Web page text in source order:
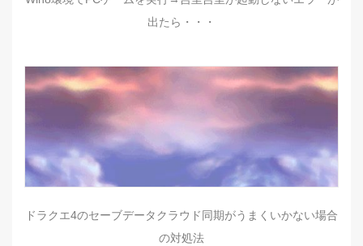
出たら・・・
ドラクエ4のセーブデータクラウド同期がうまくいかない場合
の対処法